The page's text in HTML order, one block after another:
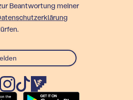
Beantwortung meiner